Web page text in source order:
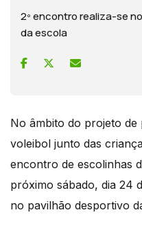
2º encontro realiza-se
da escola
No âmbito do projeto de
voleibol junto das
encontro de escolinhas
próximo sábado, dia 24
no pavilhão desportivo